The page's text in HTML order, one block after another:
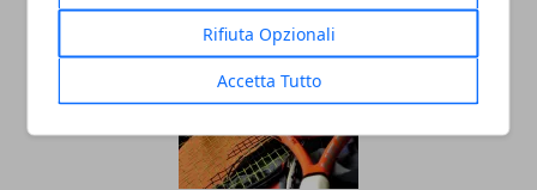
Rifiuta Opzionali
Accetta Tutto